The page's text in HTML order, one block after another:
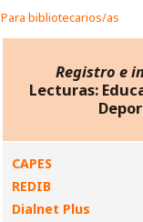
Para bibliotecarios/as
Registro e
Lecturas:
CAPES
REDIB
Dialnet Plus